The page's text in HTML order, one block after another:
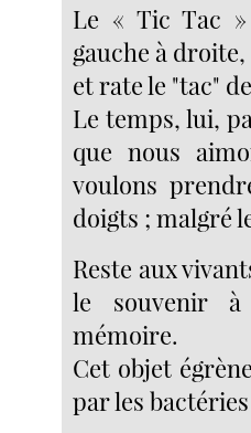
Le « Tic Tac
gauche à
et rate le "tac"
Le temps, lui,
que nous
voulons
doigts ; malgré
Reste aux
le souvenir à
mémoire.
Cet objet
par les